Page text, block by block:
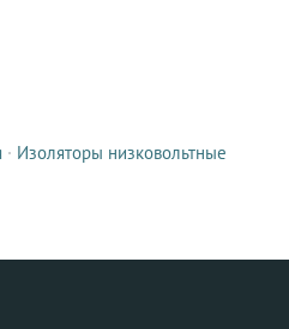
· Изоляторы низковольтные